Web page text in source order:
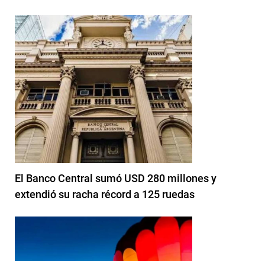
El Banco Central sumó USD 280 millones y
extendió su racha récord a 125 ruedas